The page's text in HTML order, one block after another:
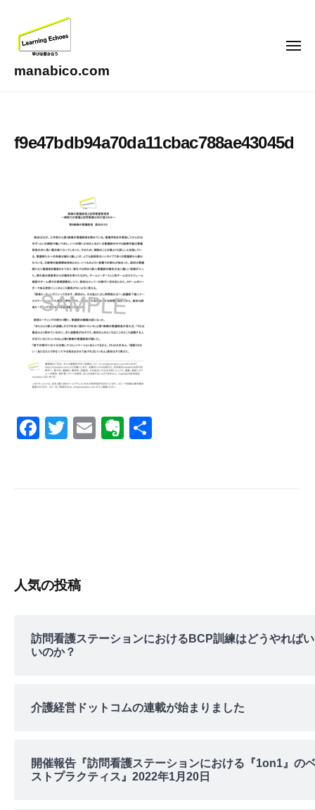
manabico.com
r
メ
f9e47bdb94a70da11cbac788ae43045d
F
k
T
E
E
人気の投稿
訪問看護ステーションにおけるBCP訓練はどうやればい
いのか？
介護経営ドットコムの連載が始まりました
開催報告『訪問看護ステーションにおける『1on1』の
ストプラクティス』2022年1月20日